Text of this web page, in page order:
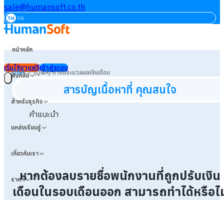
sale@humansoft.co.th
TH EN
หน้าหลัก
ฟังก์ชัน
สำหรับธุรกิจ
แหล่งเรียนรู้
เกี่ยวกับเรา
ราคา
เริ่มใช้งานฟรีเข้าสู่ระบบ
Q&A>(Q&A) การประมวลผลเงินเดือน
สารบัญเนื้อหาที่ คุณสนใจ
คำแนะนำ
หากต้องลบรายชื่อพนักงานที่ถูกปรับเงิน
เดือนในรอบเดือนออก สามารถทำได้หรือไ